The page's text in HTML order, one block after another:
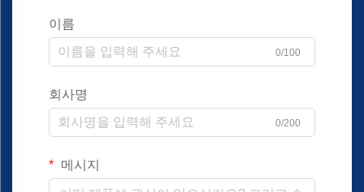
이름
0/100
회사명
0/200
메시지